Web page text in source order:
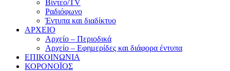
Βίντεο/TV
Ραδιόφωνο
Έντυπα και διαδίκτυο
ΑΡΧΕΙΟ
Αρχείο – Περιοδικά
Αρχείο – Εφημερίδες και διάφορα έντυπα
ΕΠΙΚΟΙΝΩΝΙΑ
ΚΟΡΟΝΟΪΟΣ